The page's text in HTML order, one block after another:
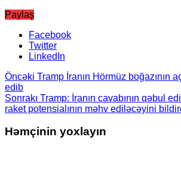
Paylaş
Facebook
Twitter
LinkedIn
Öncəki Tramp İranın Hörmüz boğazının
edib
Sonrakı Tramp: İranın cavabının qəbul
raket potensialının məhv ediləcəyini
Həmçinin yoxlayın